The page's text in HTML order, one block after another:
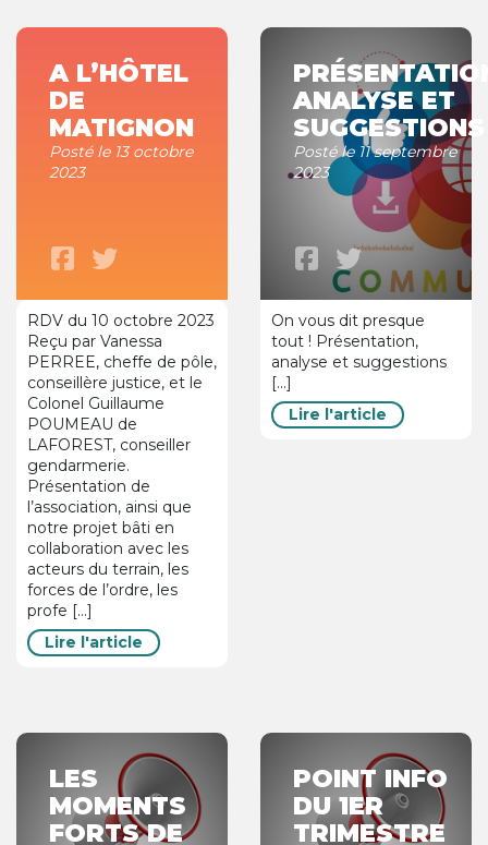
A L’HÔTEL
DE
MATIGNON
Posté le 13 octobre
2023
RDV du 10 octobre 2023
Reçu par Vanessa
PERREE, cheffe de pôle,
conseillère justice, et le
Colonel Guillaume
POUMEAU de
LAFOREST, conseiller
gendarmerie.
Présentation de
l’association, ainsi que
notre projet bâti en
collaboration avec les
acteurs du terrain, les
forces de l’ordre, les
profe [...]
Lire l'article
ANALYSE ET
SUGGESTIONS
Posté le 11 septembre
2023
On vous dit presque
tout ! Présentation,
analyse et suggestions
[...]
Lire l'article
LES
MOMENTS
FORTS DE
POINT INFO
DU 1ER
TRIMESTRE